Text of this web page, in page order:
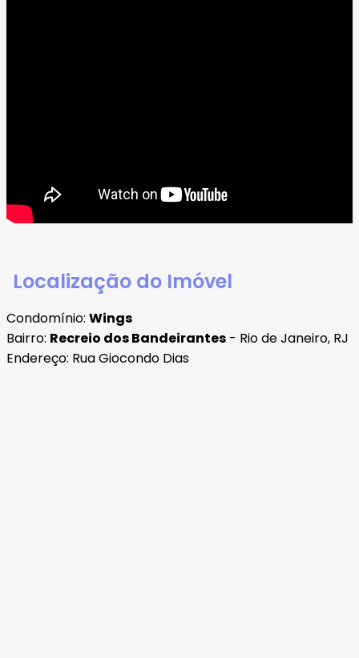
Localização do Imóvel
Condomínio: Wings
Bairro: Recreio dos Bandeirantes - Rio de Janeiro, RJ
Endereço: Rua Giocondo Dias